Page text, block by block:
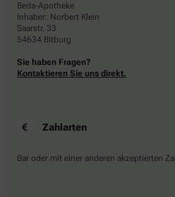
Beda-Apotheke
Inhaber: Norbert Klein
Saarstr. 33
54634 Bitburg
Sie haben Fragen?
Kontaktieren Sie uns direkt.
Zahlarten
Bar oder mit einer anderen akzeptierten